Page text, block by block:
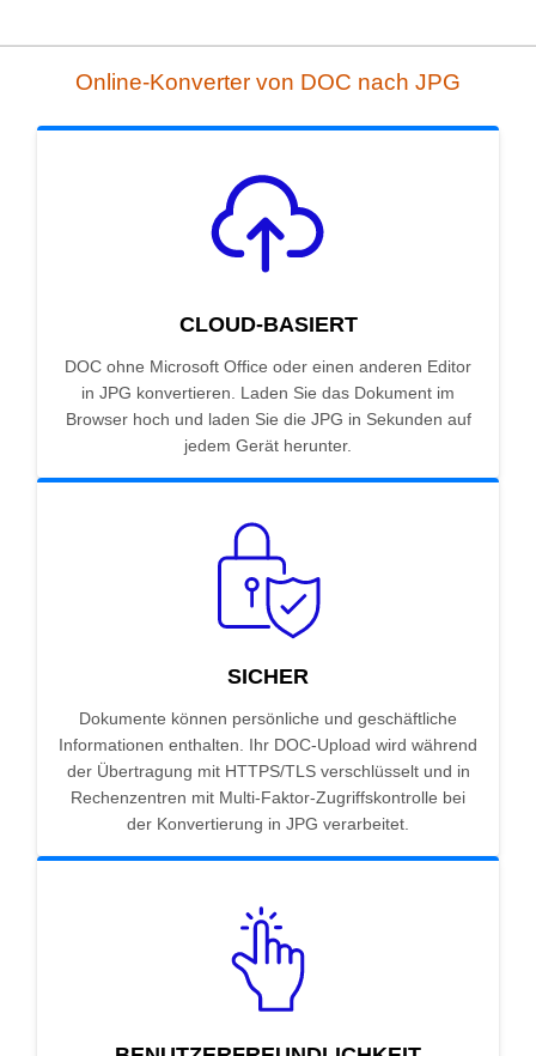
Online-Konverter von DOC nach JPG
CLOUD-BASIERT
DOC ohne Microsoft Office oder einen anderen Editor
in JPG konvertieren. Laden Sie das Dokument im
Browser hoch und laden Sie die JPG in Sekunden auf
jedem Gerät herunter.
SICHER
Dokumente können persönliche und geschäftliche
Informationen enthalten. Ihr DOC-Upload wird während
der Übertragung mit HTTPS/TLS verschlüsselt und in
Rechenzentren mit Multi-Faktor-Zugriffskontrolle bei
der Konvertierung in JPG verarbeitet.